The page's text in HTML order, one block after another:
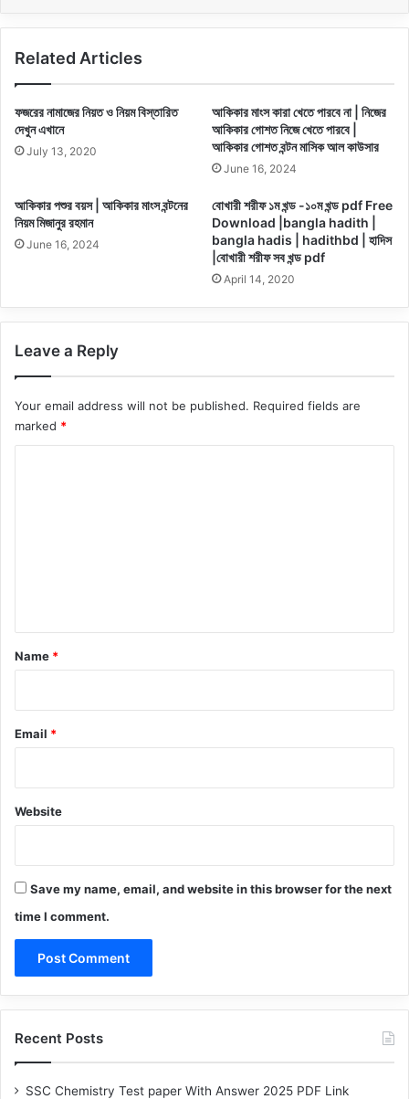
Related Articles
ফজরের নামাজের নিয়ত ও নিয়ম বিস্তারিত
দেখুন এখানে
July 13, 2020
আকিকার মাংস কারা খেতে পারবে না | নিজের
আকিকার গোশত নিজে খেতে পারবে |
আকিকার গোশত বন্টন মাসিক আল কাউসার
June 16, 2024
আকিকার পশুর বয়স | আকিকার মাংস বন্টনের
নিয়ম মিজানুর রহমান
June 16, 2024
বোখারী শরীফ ১ম খন্ড -১০ম খন্ড pdf Free
Download |bangla hadith |
bangla hadis | hadithbd | হাদিস
|বোখারী শরীফ সব খন্ড pdf
April 14, 2020
Leave a Reply
Your email address will not be published. Required fields are
marked *
*
Name *
Email *
Website
Save my name, email, and website in this browser for the next
time I comment.
Recent Posts
SSC Chemistry Test paper With Answer 2025 PDF Link